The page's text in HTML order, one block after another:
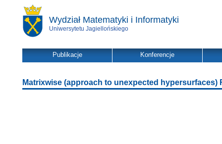
Wydział Matematyki i Informatyki
Uniwersytetu Jagiellońskiego
Publikacje Konferencje
Matrixwise (approach to unexpected hypersurfaces)